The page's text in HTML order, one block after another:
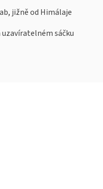
jižně od Himálaje
sáčku